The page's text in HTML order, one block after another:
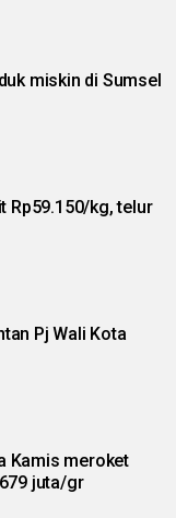
miskin di Sumsel
Rp59.150/kg, telur
Pj Wali Kota
Kamis meroket
juta/gr